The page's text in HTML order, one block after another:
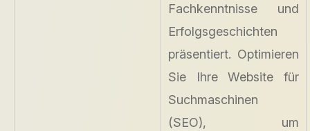
Fachkenntnisse und
Erfolgsgeschichten
präsentiert. Optimieren
Sie Ihre Website für
Suchmaschinen
(SEO), um